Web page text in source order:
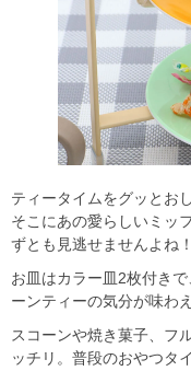
ティータイムをグッとお
そこにあの愛らしいミッ
ずとも見逃せませんよね！
お皿はカラー皿2枚付き
ーンティーの気分が味わ
スコーンや焼き菓子、フ
ッチリ。普段のおやつタ